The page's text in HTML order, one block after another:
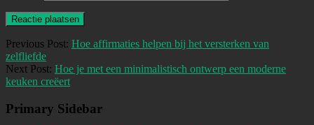
Previous Post: Hoe affirmaties helpen bij het versterken van
zelfliefde
Next Post: Hoe je met een minimalistisch ontwerp een moderne
keuken creëert
Primary Sidebar